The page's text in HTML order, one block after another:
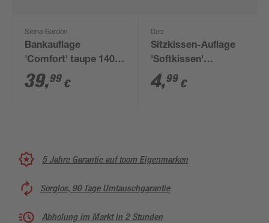
Siena Garden
Bankauflage
'Comfort' taupe 140 x
44 x 6 cm
39,99 €
Beo
Sitzkissen-Auflage
'Softkissen'
mehrfarbig 38 x 38 x 8
cm
4,99 €
5 Jahre Garantie auf toom Eigenmarken
Sorglos, 90 Tage Umtauschgarantie
Abholung im Markt in 2 Stunden